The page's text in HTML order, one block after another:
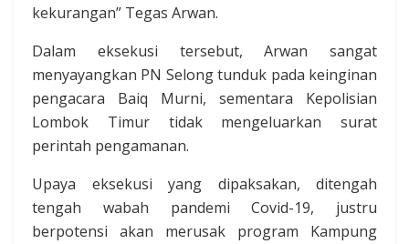
kekurangan” Tegas Arwan.
Dalam eksekusi tersebut, Arwan sangat
menyayangkan PN Selong tunduk pada keinginan
pengacara Baiq Murni, sementara Kepolisian
Lombok Timur tidak mengeluarkan surat
perintah pengamanan.
Upaya eksekusi yang dipaksakan, ditengah
tengah wabah pandemi Covid-19, justru
berpotensi akan merusak program Kampung